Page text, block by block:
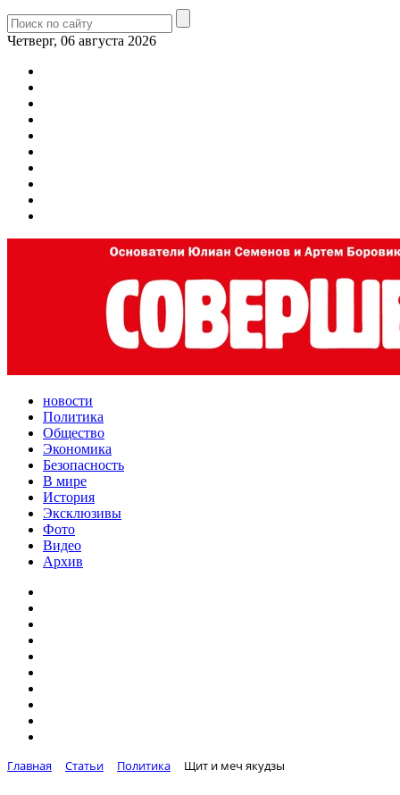
Четверг, 06 августа 2026
новости
Политика
Общество
Экономика
Безопасность
В мире
История
Эксклюзивы
Фото
Видео
Архив
Главная Статьи Политика Щит и меч якудзы